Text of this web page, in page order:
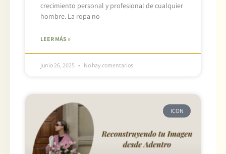
crecimiento personal y profesional de cualquier
hombre. La ropa no
LEER MÁS »
junio 26, 2025 No hay comentarios
ICON